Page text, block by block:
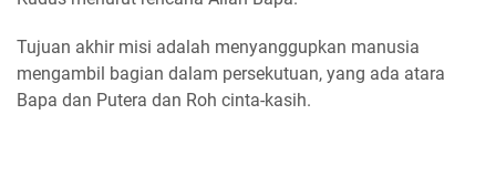
Tujuan akhir misi adalah menyanggupkan manusia
mengambil bagian dalam persekutuan, yang ada atara
Bapa dan Putera dan Roh cinta-kasih.